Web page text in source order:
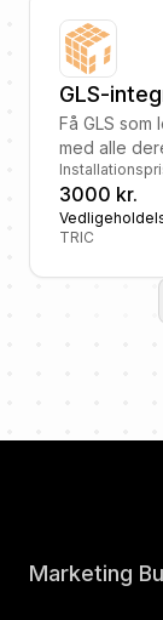
GLS-
Få GLS
med alle
3000 kr.
TRIC
Marketing